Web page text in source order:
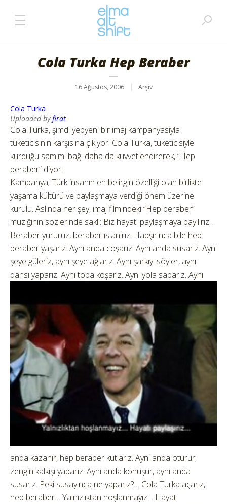
Cola Turka Hep Beraber
16 Ağustos, 2006 Arşiv
Cola Turka
Uploaded byfirat
Cola Turka, şimdi yepyeni bir imaj kampanyasıyla
tüketicisinin karşısına çıkıyor. Cola Turka, tüketicisiyle
kurduğu samimi bağı daha da kuvvetlendirerek, “Hep
beraber” diyor.
Kampanya; Türk insanın en belirgin özelliği olan birlikte
yaşama kültürü ve paylaşmaya verdiği önem üzerine
kurulu. Aslında her şey, imaj filmindeki “Hep beraber”
müziğinin sözlerinde saklı: Biz hayatı paylaşmaya bayılırız…
Beraber yürürüz, beraber ıslanırız. Hapşırınca bile hep
beraber yaşarız. Aynı anda coşarız. Aynı anda susarız. Aynı
şeye güleriz, aynı şeye ağlarız. Aynı şarkıyı söyler, aynı
dansı yaparız. Aynı topa koşarız. Aynı yola saparız. Aynı
anda kazanır, hep beraber kutlarız. Aynı anda oturur,
zengin kalkışı yaparız. Aynı anda konuşur, aynı anda
susarız. Peki susayınca ne yaparız?… Cola Turka açarız,
hep beraber… Yalnızlıktan hoşlanmayız… Hayatı